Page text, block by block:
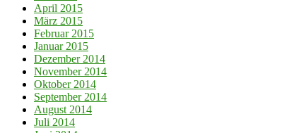
April 2015
März 2015
Februar 2015
Januar 2015
Dezember 2014
November 2014
Oktober 2014
September 2014
August 2014
Juli 2014